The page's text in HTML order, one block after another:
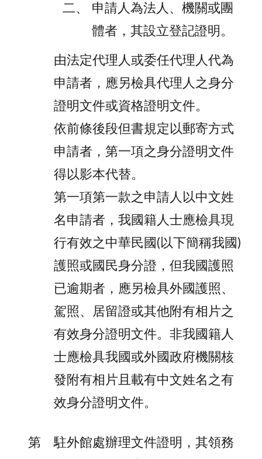
申請人為法人、機關或團
體者，其設立登記證明。
由法定代理人或委任代理人代為
申請者，應另檢具代理人之身分
證明文件或資格證明文件。
依前條後段但書規定以郵寄方式
申請者，第一項之身分證明文件
得以影本代替。
第一項第一款之申請人以中文姓
名申請者，我國籍人士應檢具現
行有效之中華民國(以下簡稱我國)
護照或國民身分證，但我國護照
已逾期者，應另檢具外國護照、
駕照、居留證或其他附有相片之
有效身分證明文件。非我國籍人
士應檢具我國或外國政府機關核
發附有相片且載有中文姓名之有
效身分證明文件。
第
駐外館處辦理文件證明，其領務